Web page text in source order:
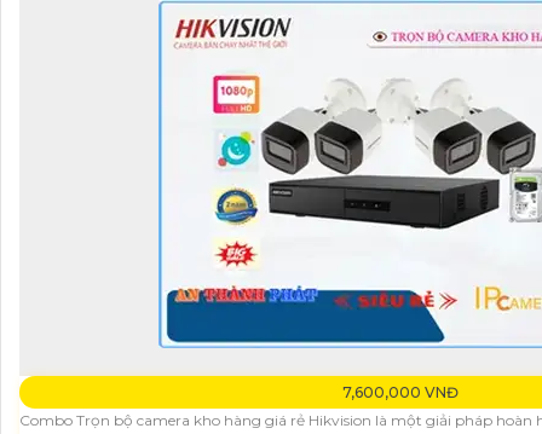
7,600,000 VNĐ
Combo Trọn bộ camera kho hàng giá rẻ Hikvision là một giải pháp hoàn